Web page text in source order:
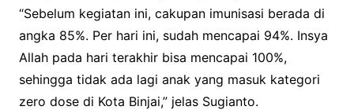
“Sebelum kegiatan ini, cakupan imunisasi berada di
angka 85%. Per hari ini, sudah mencapai 94%. Insya
Allah pada hari terakhir bisa mencapai 100%,
sehingga tidak ada lagi anak yang masuk kategori
zero dose di Kota Binjai,” jelas Sugianto.